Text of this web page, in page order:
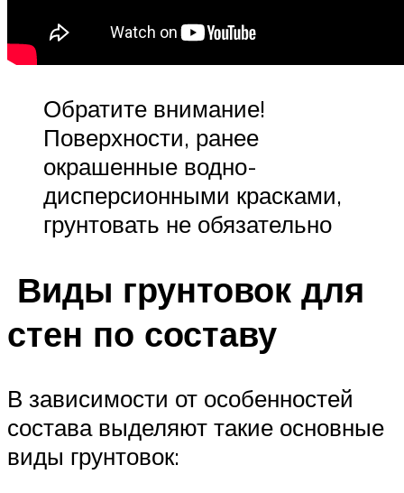
Обратите внимание!
Поверхности, ранее
окрашенные водно-
дисперсионными красками,
грунтовать не обязательно
Виды грунтовок для
стен по составу
В зависимости от особенностей
состава выделяют такие основные
виды грунтовок: